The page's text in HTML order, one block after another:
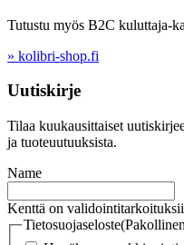
Tutustu myös B2C kuluttaja-
» kolibri-shop.fi
Uutiskirje
Tilaa kuukausittaiset
ja tuoteuutuuksista.
Name
Kenttä on
Tietosuojaseloste